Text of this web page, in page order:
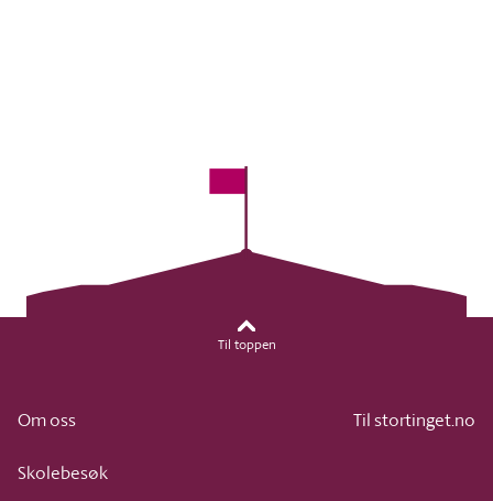
Til toppen
Til stortinget.no
Om oss
Skolebesøk